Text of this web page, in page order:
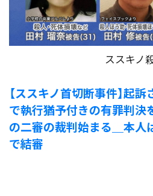
ススキノ
【ススキノ首切断事件】起
で執行猶予付きの有罪判決
の二審の裁判始まる＿本人
で結審